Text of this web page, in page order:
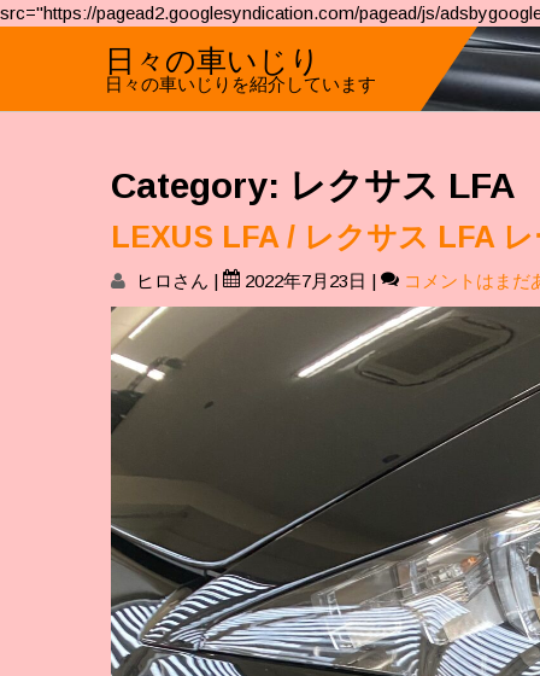
src="https://pagead2.googlesyndication.com/pagead/js/
日々の車いじり
日々の車いじりを紹介しています
Category: レクサス LFA
LEXUS LFA / レクサス LFA
ヒロさん | 2022年7月23日 | コメントはまだ